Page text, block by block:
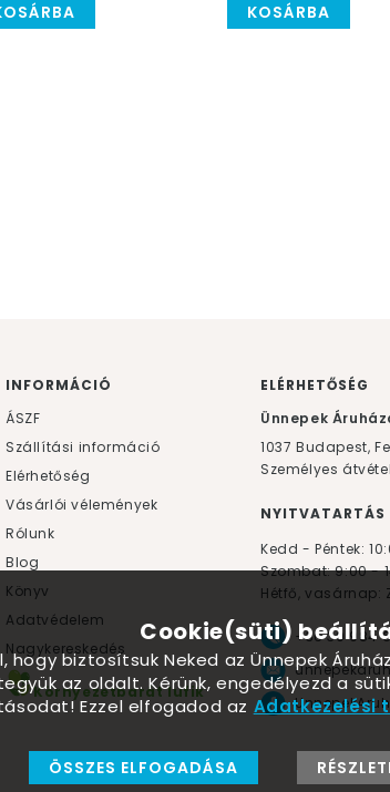
KOSÁRBA
INFORMÁCIÓ
ÁSZF
Szállítási információ
Elérhetőség
Vásárlói vélemények
Rólunk
Blog
Könyv
Adatvédelem
Nagykereskedés
Környezetbarát lufik
ELÉRHETŐSÉG
Ünnepek
1037 Budapest,
Személyes
NYITVATARTÁS
Kedd - Péntek:
Szombat: 9:00 -
Hétfő, vasárnap:
+36 30 984
Cookie(süti)
hogy biztosítsuk Neked az Ünnepek
az oldalt. Kérünk, engedélyezd a
Ezzel elfogadod az Adatkezelési
ÖSSZES ELFOGADÁSA